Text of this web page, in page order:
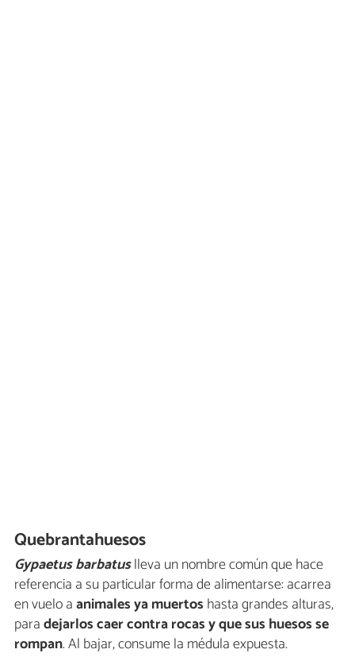
Quebrantahuesos
Gypaetus barbatuslleva un nombre común que hace
referencia a su particular forma de alimentarse: acarrea
en vuelo aanimales ya muertos hasta grandes alturas,
paradejarlos caer contra rocas y que sus huesos se
rompan. Al bajar, consume la médula expuesta.